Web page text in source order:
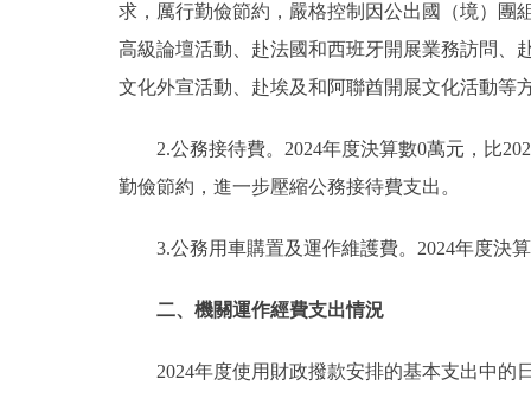
求，厲行勤儉節約，嚴格控制因公出國（境）團
高級論壇活動、赴法國和西班牙開展業務訪問、
文化外宣活動、赴埃及和阿聯酋開展文化活動等
2.公務接待費。2024年度決算數0萬元，比
勤儉節約，進一步壓縮公務接待費支出。
3.公務用車購置及運作維護費。2024年度決
二、機關運作經費支出情況
2024年度使用財政撥款安排的基本支出中的